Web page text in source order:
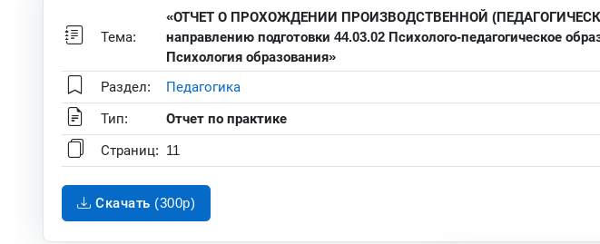
Тема:
«ОТЧЕТ О ПРОХОЖДЕНИИ ПРОИЗВОДСТВЕННОЙ
направлению подготовки 44.03.02 Психолого-педагогическое
Психология образования»
Раздел:
Педагогика
Тип: Отчет по практике
Страниц: 11
Скачать (300p)